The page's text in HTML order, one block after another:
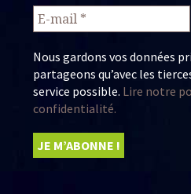
Nous gardons vos données
partageons qu’avec les
service possible. Lire notre
confidentialité.